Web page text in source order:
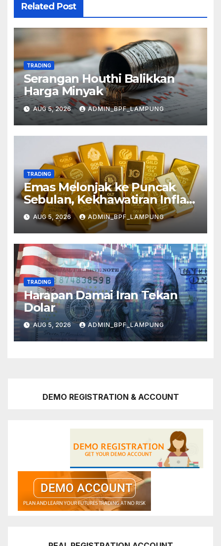
Related Post
TRADING
Serangan Houthi Balikkan
Harga Minyak
AUG 5, 2026 ADMIN_BPF_LAMPUNG
TRADING
Emas Melonjak ke Puncak
Sebulan, Kekhawatiran Inflasi
Mereda
AUG 5, 2026 ADMIN_BPF_LAMPUNG
TRADING
Harapan Damai Iran Tekan
Dolar
AUG 5, 2026 ADMIN_BPF_LAMPUNG
DEMO REGISTRATION & ACCOUNT